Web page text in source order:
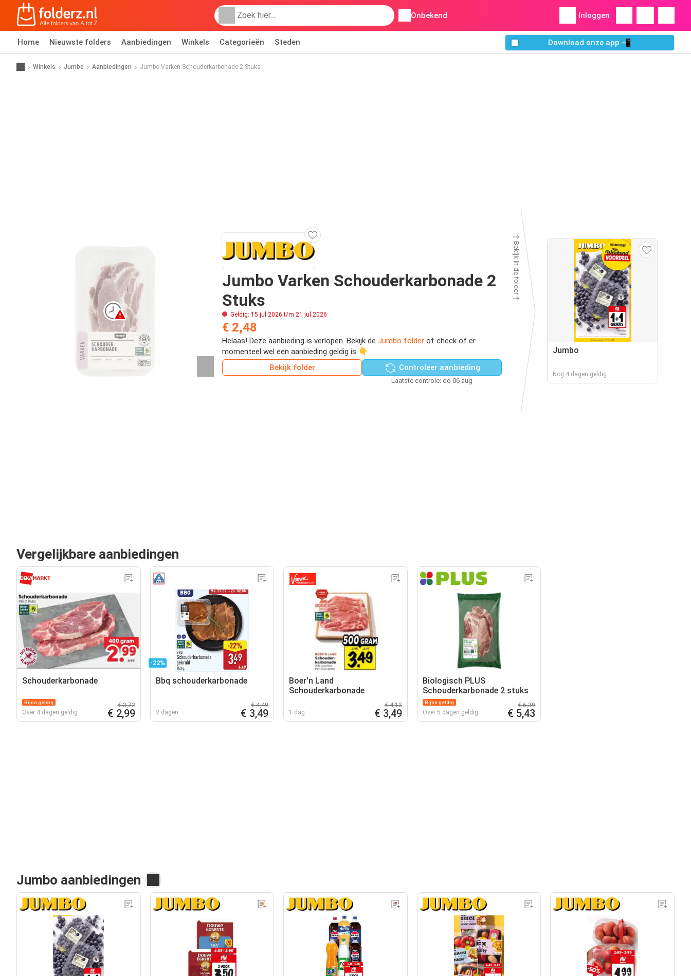
Onbekend Inloggen
Home Nieuwste folders Aanbiedingen Winkels Categorieën Steden Download onze app 📲
Winkels Jumbo Aanbiedingen Jumbo Varken Schouderkarbonade 2 Stuks
Jumbo Varken Schouderkarbonade 2
Stuks
Geldig: 15 jul 2026 t/m 21 jul 2026
€ 2,48
Helaas! Deze aanbieding is verlopen. Bekijk de Jumbo folder of check of er
momenteel wel een aanbieding geldig is 👇
Bekijk folder
Controleer aanbieding
Laatste controle: do 06 aug
Bekijk in de folder
Jumbo
Nog 4 dagen geldig
Vergelijkbare aanbiedingen
Schouderkarbonade
Bijna geldig
Over 4 dagen geldig
€ 3,72
€ 2,99
-22%
Bbq schouderkarbonade
2 dagen
€ 4,49
€ 3,49
Boer'n Land
Schouderkarbonade
1 dag
€ 4,13
€ 3,49
Biologisch PLUS
Schouderkarbonade 2 stuks
Bijna geldig
Over 5 dagen geldig
€ 6,39
€ 5,43
Jumbo aanbiedingen